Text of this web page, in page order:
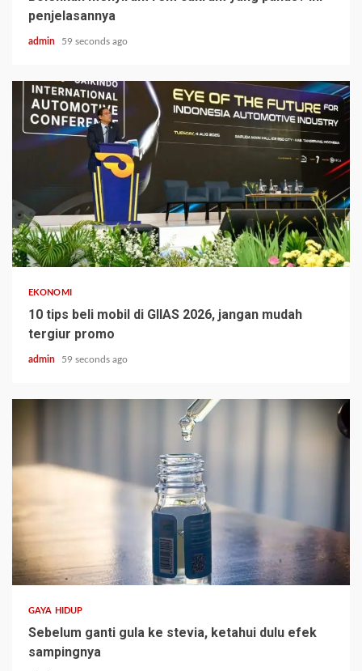
penjelasannya
admin 59 seconds ago
EKONOMI
10 tips beli mobil di GIIAS 2026, jangan mudah
tergiur promo
admin 59 seconds ago
GAYA HIDUP
Sebelum ganti gula ke stevia, ketahui dulu efek
sampingnya